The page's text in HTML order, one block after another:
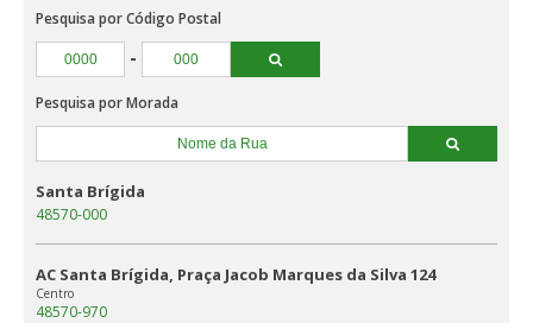
Pesquisa por Código Postal
-
Pesquisa por Morada
Santa Brígida
48570-000
AC Santa Brígida, Praça Jacob Marques da Silva 124
Centro
48570-970